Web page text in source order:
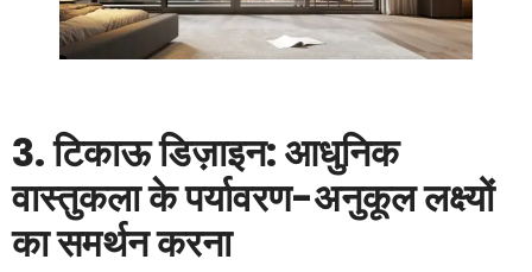
3. टिकाऊ डिज़ाइन: आधुनिक
वास्तुकला के पर्यावरण-अनुकूल लक्ष्यों
का समर्थन करना